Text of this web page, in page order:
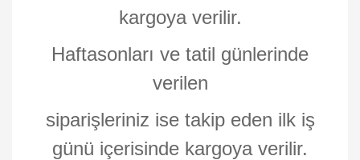
kargoya verilir.
Haftasonları ve tatil günlerinde
verilen
siparişleriniz ise takip eden ilk iş
günü içerisinde kargoya verilir.